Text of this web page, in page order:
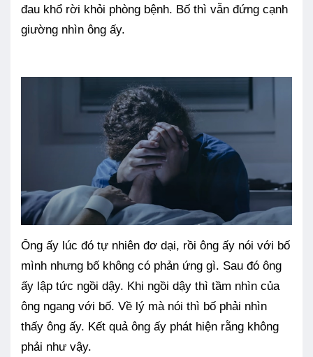
đau khổ rời khỏi phòng bệnh. Bố thì vẫn đứng cạnh
giường nhìn ông ấy.
Ông ấy lúc đó tự nhiên đơ dại, rồi ông ấy nói với bố
mình nhưng bố không có phản ứng gì. Sau đó ông
ấy lập tức ngồi dậy. Khi ngồi dậy thì tầm nhìn của
ông ngang với bố. Về lý mà nói thì bố phải nhìn
thấy ông ấy. Kết quả ông ấy phát hiện rằng không
phải như vậy.